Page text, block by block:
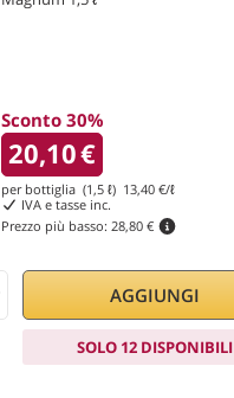
Sconto 30%
20,10€
per bottiglia (1,5 ℓ) 13,40 €/ℓ
IVA e tasse inc.
Prezzo più basso: 28,80 €
AGGIUNGI
SOLO 12 DISPONIBILI